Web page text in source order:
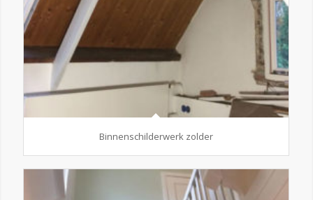
Binnenschilderwerk zolder